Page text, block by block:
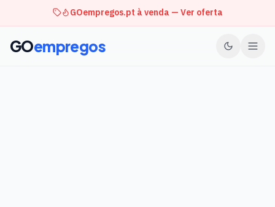
GOempregos.pt à venda — Ver oferta
GOempregos